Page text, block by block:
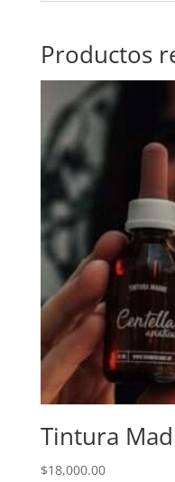
Productos
Tintura
$18,000.00